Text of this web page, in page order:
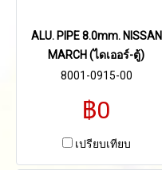
ALU. PIPE 8.0mm. NISSAN
MARCH (ไดเออร์-ตู้)
8001-0915-00
฿0
เปรียบเทียบ